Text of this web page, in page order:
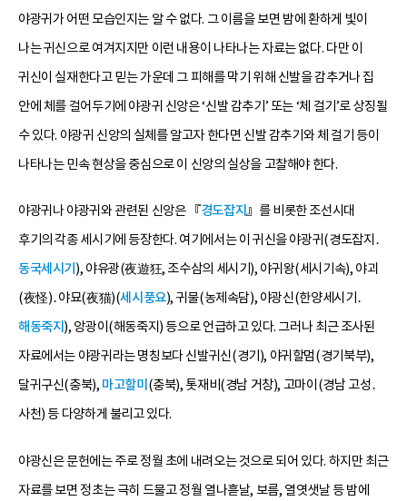
야광귀가 어떤 모습인지는 알 수 없다. 그 이름을 보면 밤에 환하게 빛이
나는 귀신으로 여겨지지만 이런 내용이 나타나는 자료는 없다. 다만 이
귀신이 실재한다고 믿는 가운데 그 피해를 막기 위해 신발을 감추거나 집
안에 체를 걸어두기에 야광귀 신앙은 ‘신발 감추기’ 또는 ‘체 걸기’로 상징될
수 있다. 야광귀 신앙의 실체를 알고자 한다면 신발 감추기와 체 걸기 등이
나타나는 민속 현상을 중심으로 이 신앙의 실상을 고찰해야 한다.
야광귀나 야광귀와 관련된 신앙은 『경도잡지』를 비롯한 조선시대
후기의 각종 세시기에 등장한다. 여기에서는 이 귀신을 야광귀(경도잡지․
동국세시기 ), 야유광(夜遊狂, 조수삼의 세시기), 야귀왕(세시기속), 야괴
(夜怪)․야묘(夜猫)(세시풍요), 귀물(농제속담), 야광신(한양세시기․
해동죽지 ), 앙광이(해동죽지) 등으로 언급하고 있다. 그러나 최근 조사된
자료에서는 야광귀라는 명칭보다 신발귀신(경기), 야귀할멈(경기북부),
달귀구신(충북), 마고할미 (충북), 톳재비(경남 거창), 고마이(경남 고성․
사천) 등 다양하게 불리고 있다.
야광신은 문헌에는 주로 정월 초에 내려오는 것으로 되어 있다. 하지만 최근
자료를 보면 정초는 극히 드물고 정월 열나흗날, 보름, 열엿샛날 등 밤에